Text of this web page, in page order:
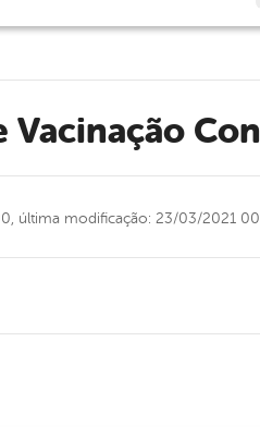
Vacinação
última modificação: 23/03/2021